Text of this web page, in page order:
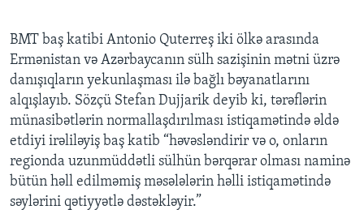
BMT baş katibi Antonio Quterreş iki ölkə arasında
Ermənistan və Azərbaycanın sülh sazişinin mətni üzrə
danışıqların yekunlaşması ilə bağlı bəyanatlarını
alqışlayıb. Sözçü Stefan Dujjarik deyib ki, tərəflərin
münasibətlərin normallaşdırılması istiqamətində əldə
etdiyi irəliləyiş baş katib “həvəsləndirir və o, onların
regionda uzunmüddətli sülhün bərqərar olması naminə
bütün həll edilməmiş məsələlərin həlli istiqamətində
səylərini qətiyyətlə dəstəkləyir.”